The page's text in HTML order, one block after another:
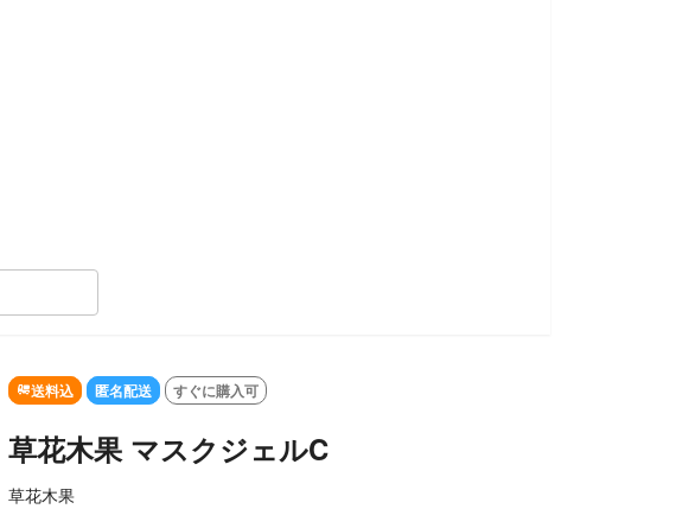
SOLD OUT
送料込 匿名配送 すぐに購入可
草花木果 マスクジェルC
草花木果